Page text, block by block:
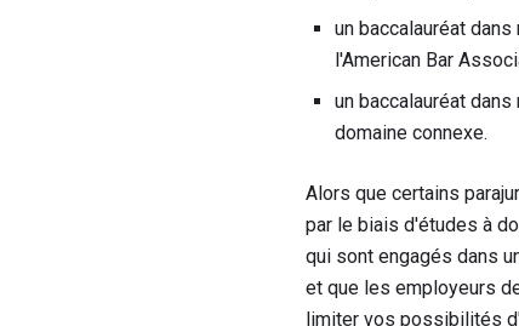
un baccalauréat
l'American Bar
un baccalauréat
domaine connexe.
Alors que certains
par le biais d'études à
qui sont engagés dans
et que les employeurs
limiter vos possibilités